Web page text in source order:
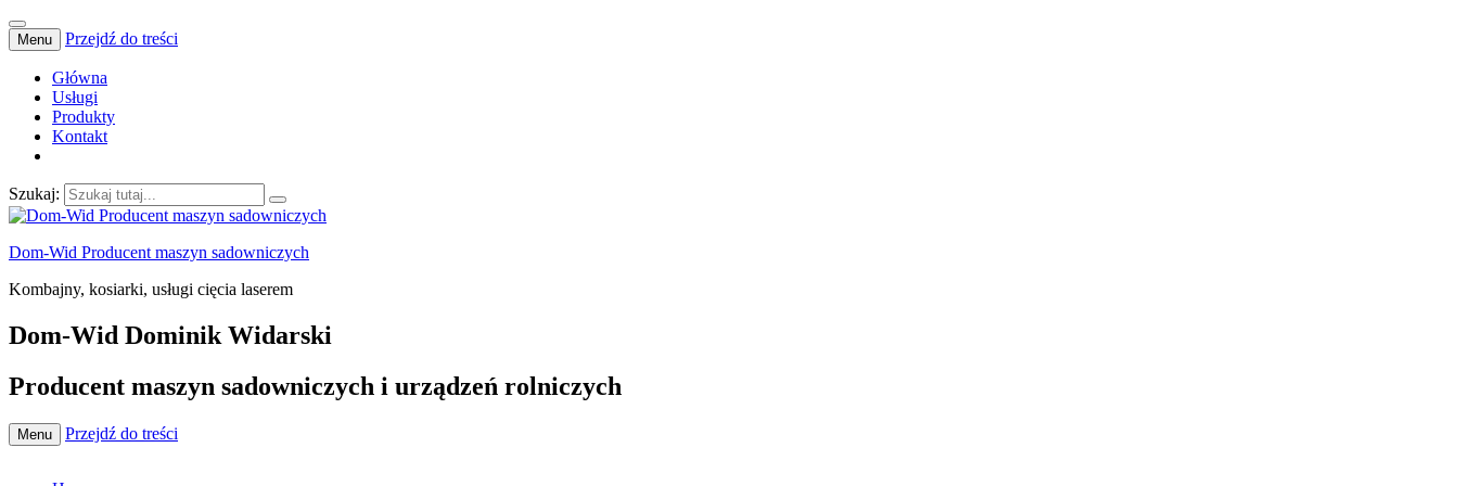
Menu Przejdź do treści
Główna
Usługi
Produkty
Kontakt
Szukaj:
Dom-Wid Producent maszyn sadowniczych
Kombajny, kosiarki, usługi cięcia laserem
Dom-Wid Dominik Widarski
Producent maszyn sadowniczych i urządzeń rolniczych
Menu Przejdź do treści